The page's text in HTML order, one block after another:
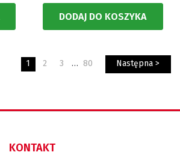
DODAJ DO KOSZYKA
1 2 3 … 80 Następna >
KONTAKT